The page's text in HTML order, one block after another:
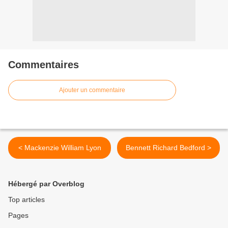
Commentaires
Ajouter un commentaire
< Mackenzie William Lyon Bennett Richard Bedford >
Hébergé par Overblog
Top articles
Pages